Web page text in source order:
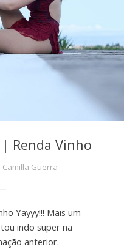
Renda Vinho
Camilla Guerra
Yayyy!!! Mais um
indo super na
anterior.